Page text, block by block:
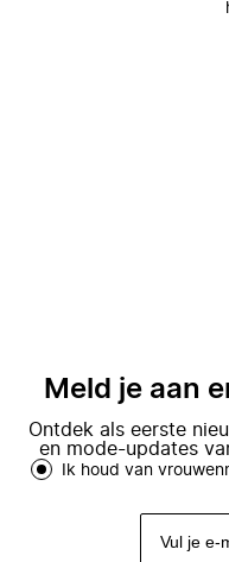
Meld je aan
Ontdek als eerste
en mode-updates
Ik houd van